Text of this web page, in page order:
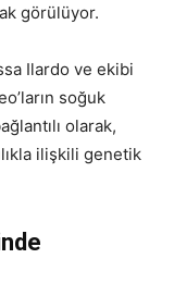
görülüyor.
Ilardo ve ekibi
soğuk
olarak,
ilişkili genetik